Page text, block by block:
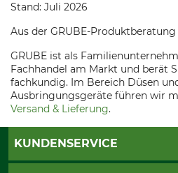
Stand: Juli 2026
Aus der GRUBE-
GRUBE ist als
Fachhandel am Markt und berät
fachkundig. Im Bereich Düsen
Ausbringungsgeräte führen wir
Versand & Lieferung.
KUNDENSERVICE